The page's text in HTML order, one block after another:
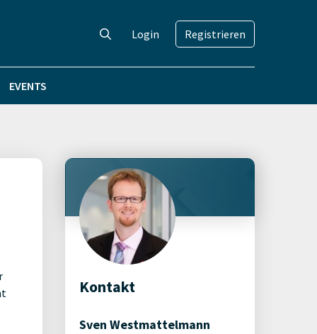
Login Registrieren
EVENTS
Kontakt
Sven Westmattelmann